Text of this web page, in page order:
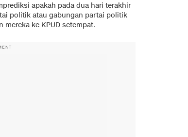
apakah pada dua hari terakhir
politik atau gabungan partai politik
ke KPUD setempat.